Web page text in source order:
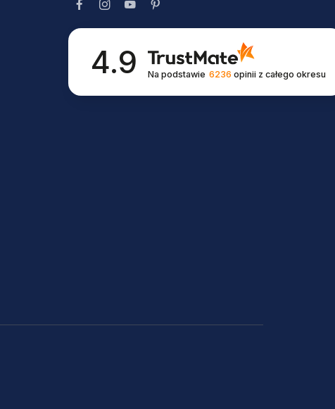
4.9 Na podstawie 6236 opinii z całego okresu